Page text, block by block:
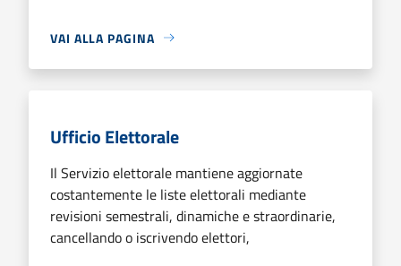
VAI ALLA PAGINA
Ufficio Elettorale
Il Servizio elettorale mantiene aggiornate
costantemente le liste elettorali mediante
revisioni semestrali, dinamiche e straordinarie,
cancellando o iscrivendo elettori,